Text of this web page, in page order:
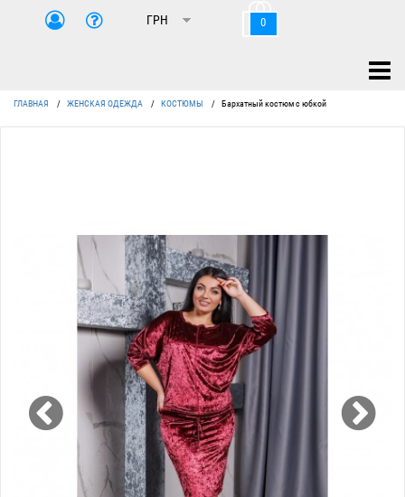
0
ГЛАВНАЯ / ЖЕНСКАЯ ОДЕЖДА / КОСТЮМЫ / Бархатный костюм с юбкой